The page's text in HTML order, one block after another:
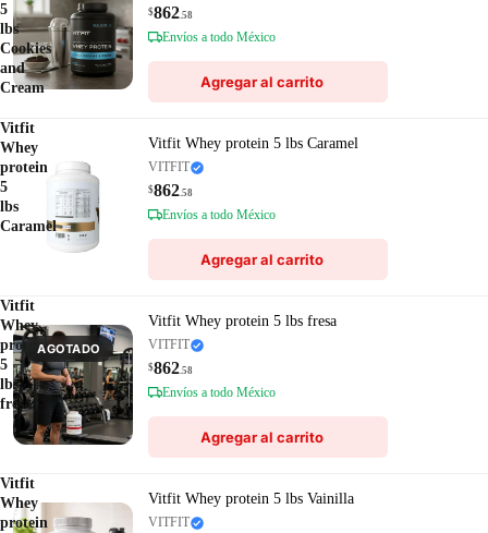
5
lbs
Cookies
and
Cream
$862.58
Envíos a todo México
Agregar al carrito
Vitfit
Whey
protein
5
lbs
Caramel
Vitfit Whey protein 5 lbs Caramel
VITFIT
$862.58
Envíos a todo México
Agregar al carrito
Vitfit
Whey
protein
5
lbs
fresa
AGOTADO
Vitfit Whey protein 5 lbs fresa
VITFIT
$862.58
Envíos a todo México
Agregar al carrito
Vitfit
Whey
protein
Vitfit Whey protein 5 lbs Vainilla
VITFIT